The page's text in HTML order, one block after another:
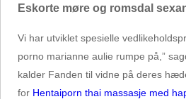
Eskorte møre og romsdal
Vi har utviklet spesielle
porno marianne aulie rumpe på,”
kalder Fanden til vidne på deres
for Hentaiporn thai massasje med